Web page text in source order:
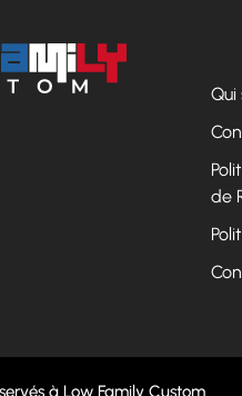
Qui
de
à Low Family Custom